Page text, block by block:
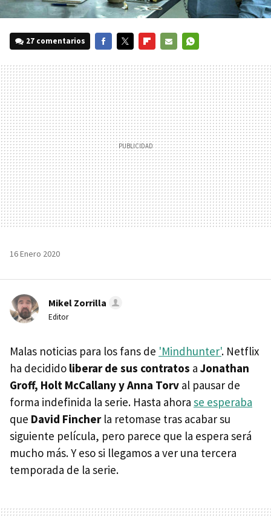
27 comentarios
MAIL
16 Enero 2020
Mikel Zorrilla
Editor
Malas noticias para los fans de 'Mindhunter'. Netflix
ha decidido liberar de sus contratos a Jonathan
Groff, Holt McCallany y Anna Torv al pausar de
forma indefinida la serie. Hasta ahora se esperaba
que David Fincherla retomase tras acabar su
siguiente película, pero parece que la espera será
mucho más. Y eso si llegamos a ver una tercera
temporada de la serie.